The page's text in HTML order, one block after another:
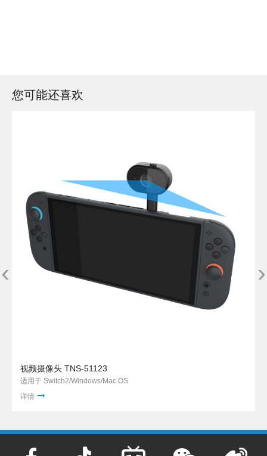
您可能还喜欢
视频摄像头 TNS-51123
适用于 Switch2/Windows/Mac OS
详情
‹ ›